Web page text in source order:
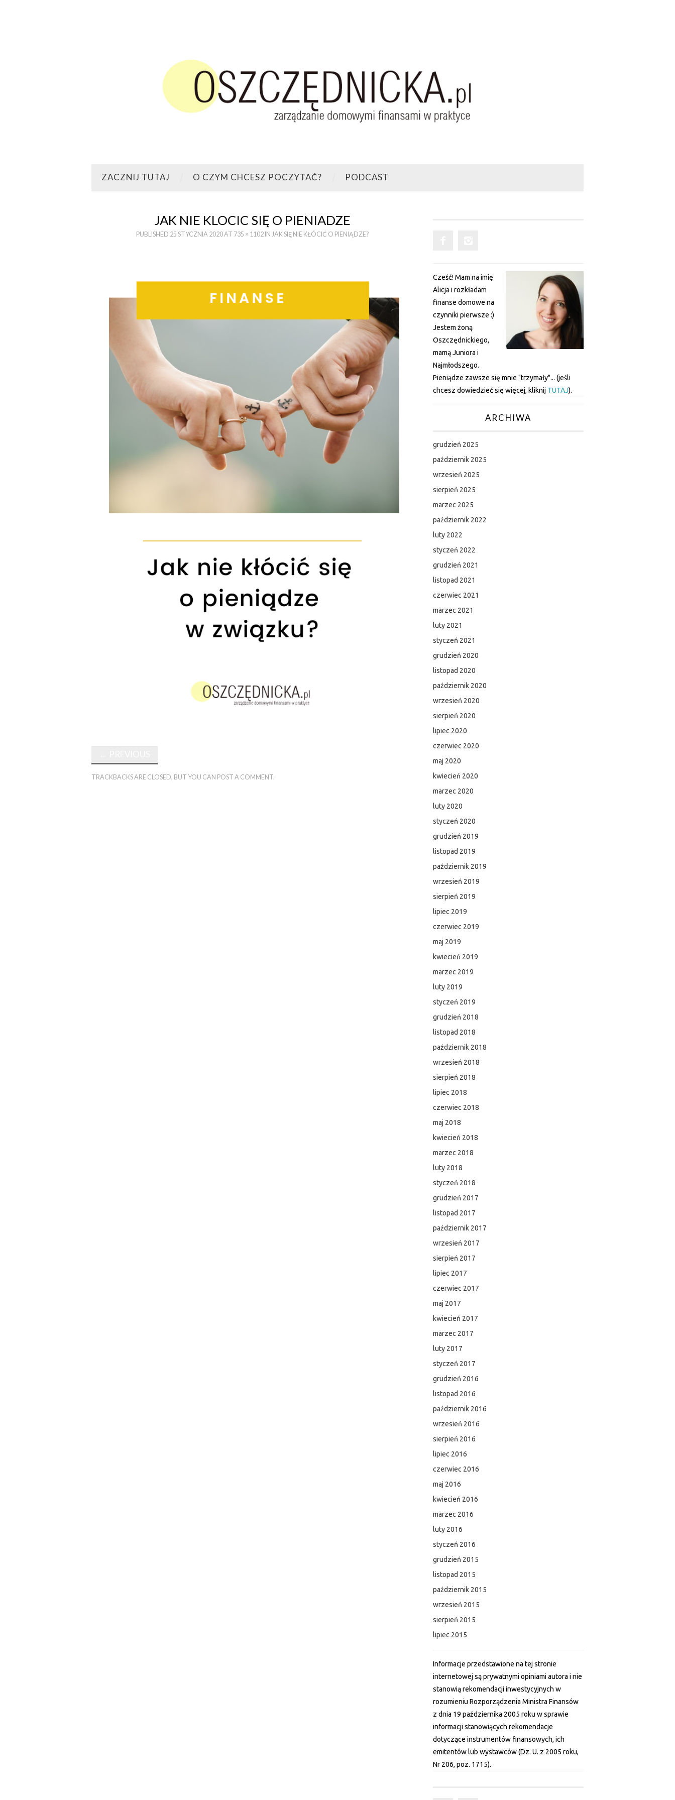
ZACZNIJ TUTAJ O CZYM CHCESZ POCZYTAĆ? PODCAST
JAK NIE KLOCIC SIĘ O PIENIADZE
PUBLISHED 25 STYCZNIA 2020AT 735 × 1102IN JAK SIĘ NIE KŁÓCIĆ O PIENIĄDZE?
TRACKBACKS ARE CLOSED, BUT YOU CAN POST A COMMENT.
Cześć! Mam na imię
Alicja i rozkładam
finanse domowe na
czynniki pierwsze :)
Jestem żoną
Oszczędnickiego,
mamą Juniora i
Najmłodszego.
Pieniądze zawsze się mnie "trzymały"... (jeśli
chcesz dowiedzieć się więcej, kliknij TUTAJ).
ARCHIWA
grudzień 2025
październik 2025
wrzesień 2025
sierpień 2025
marzec 2025
październik 2022
luty 2022
styczeń 2022
grudzień 2021
listopad 2021
czerwiec 2021
marzec 2021
luty 2021
styczeń 2021
grudzień 2020
listopad 2020
październik 2020
wrzesień 2020
sierpień 2020
lipiec 2020
czerwiec 2020
maj 2020
kwiecień 2020
marzec 2020
luty 2020
styczeń 2020
grudzień 2019
listopad 2019
październik 2019
wrzesień 2019
sierpień 2019
lipiec 2019
czerwiec 2019
maj 2019
kwiecień 2019
marzec 2019
luty 2019
styczeń 2019
grudzień 2018
listopad 2018
październik 2018
wrzesień 2018
sierpień 2018
lipiec 2018
czerwiec 2018
maj 2018
kwiecień 2018
marzec 2018
luty 2018
styczeń 2018
grudzień 2017
listopad 2017
październik 2017
wrzesień 2017
sierpień 2017
lipiec 2017
czerwiec 2017
maj 2017
kwiecień 2017
marzec 2017
luty 2017
styczeń 2017
grudzień 2016
listopad 2016
październik 2016
wrzesień 2016
sierpień 2016
lipiec 2016
czerwiec 2016
maj 2016
kwiecień 2016
marzec 2016
luty 2016
styczeń 2016
grudzień 2015
listopad 2015
październik 2015
wrzesień 2015
sierpień 2015
lipiec 2015
Informacje przedstawione na tej stronie
internetowej są prywatnymi opiniami autora i nie
stanowią rekomendacji inwestycyjnych w
rozumieniu Rozporządzenia Ministra Finansów
z dnia 19 października 2005 roku w sprawie
informacji stanowiących rekomendacje
dotyczące instrumentów finansowych, ich
emitentów lub wystawców (Dz. U. z 2005 roku,
Nr 206, poz. 1715).